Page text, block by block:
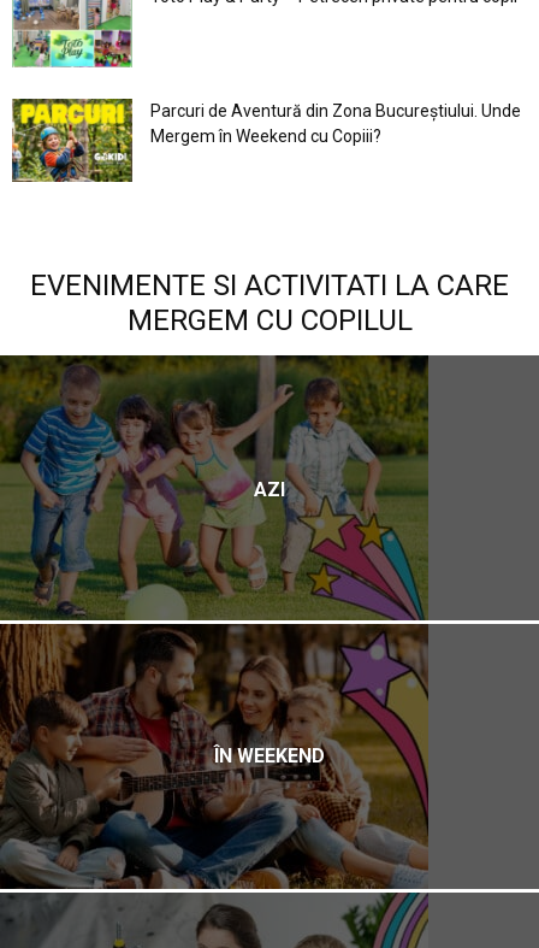
Parcuri de Aventură din Zona Bucureştiului. Unde
Mergem în Weekend cu Copiii?
EVENIMENTE SI ACTIVITATI LA CARE
MERGEM CU COPILUL
AZI
ÎN WEEKEND